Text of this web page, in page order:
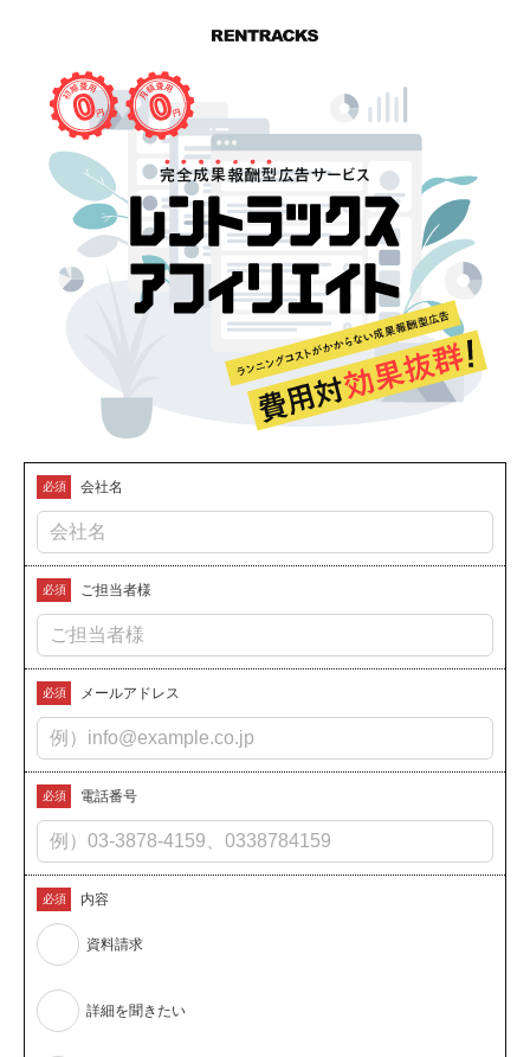
必須 会社名
必須 ご担当者様
必須 メールアドレス
必須 電話番号
必須 内容
資料請求
詳細を聞きたい